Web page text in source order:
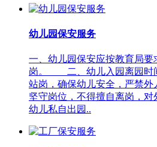
幼儿园保安服务
一、幼儿园保安应按教育局要
岗。 二、幼儿入园离园时
站岗，确保幼儿安全，严禁
坚守岗位，不得擅自离岗，
幼儿私自出园..